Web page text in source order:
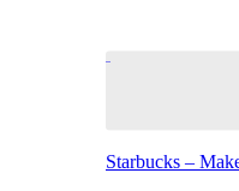
Starbucks –